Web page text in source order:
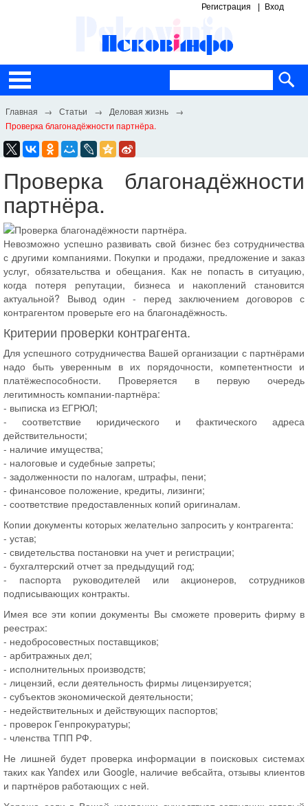
Регистрация Вход
Статьи
Деловая жизнь
Проверка благонадёжности партнёра.
Проверка благонадёжности
партнёра.
Невозможно успешно развивать свой бизнес без сотрудничества
с другими компаниями. Покупки и продажи, предложение и заказ
услуг, обязательства и обещания. Как не попасть в ситуацию,
когда потеря репутации, бизнеса и накоплений становится
актуальной? Вывод один - перед заключением договоров с
контрагентом проверьте его на благонадёжность.
Критерии проверки контрагента.
Для успешного сотрудничества Вашей организации с партнёрами
надо быть уверенным в их порядочности, компетентности и
платёжеспособности. Проверяется в первую очередь
легитимность компании-партнёра:
- выписка из ЕГРЮЛ;
- соответствие юридического и фактического адреса
действительности;
- наличие имущества;
- налоговые и судебные запреты;
- задолженности по налогам, штрафы, пени;
- финансовое положение, кредиты, лизинги;
- соответствие предоставленных копий оригиналам.
Копии документы которых желательно запросить у контрагента:
- устав;
- свидетельства постановки на учет и регистрации;
- бухгалтерский отчет за предыдущий год;
- паспорта руководителей или акционеров, сотрудников
подписывающих контракты.
Имея все эти копии документы Вы сможете проверить фирму в
реестрах:
- недобросовестных поставщиков;
- арбитражных дел;
- исполнительных производств;
- лицензий, если деятельность фирмы лицензируется;
- субъектов экономической деятельности;
- недействительных и действующих паспортов;
- проверок Генпрокуратуры;
- членства ТПП РФ.
Не лишней будет проверка информации в поисковых системах
таких какYandex или Google, наличие вебсайта, отзывы клиентов
и партнёров работающих с ней.